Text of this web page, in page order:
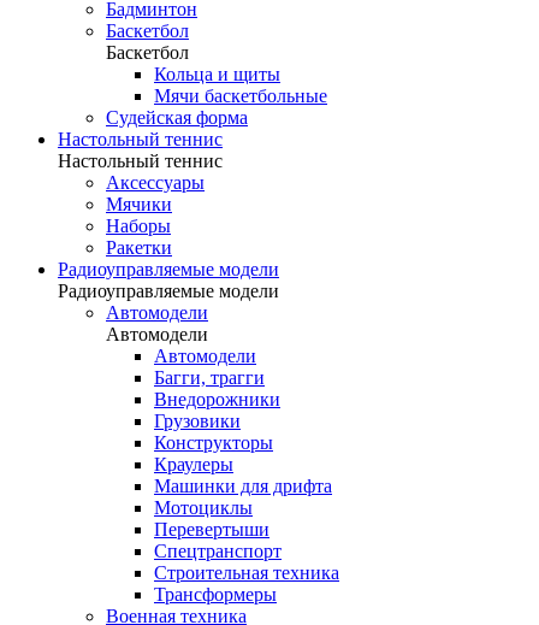
Бадминтон
Баскетбол
Баскетбол
Кольца и щиты
Мячи баскетбольные
Судейская форма
Настольный теннис
Настольный теннис
Аксессуары
Мячики
Наборы
Ракетки
Радиоуправляемые модели
Радиоуправляемые модели
Автомодели
Автомодели
Автомодели
Багги, трагги
Внедорожники
Грузовики
Конструкторы
Краулеры
Машинки для дрифта
Мотоциклы
Перевертыши
Спецтранспорт
Строительная техника
Трансформеры
Военная техника